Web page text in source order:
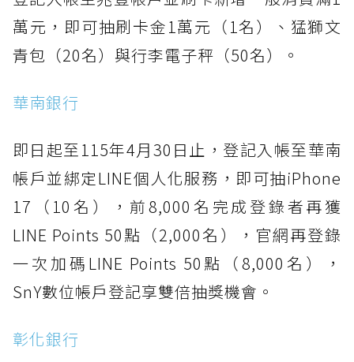
萬元，即可抽刷卡金1萬元（1名）、猛獅文
青包（20名）與行李電子秤（50名）。
華南銀行
即日起至115年4月30日止，登記入帳至華南
帳戶並綁定LINE個人化服務，即可抽iPhone
17（10名），前8,000名完成登錄者再獲
LINE Points 50點（2,000名），官網再登錄
一次加碼LINE Points 50點（8,000名），
SnY數位帳戶登記享雙倍抽獎機會。
彰化銀行